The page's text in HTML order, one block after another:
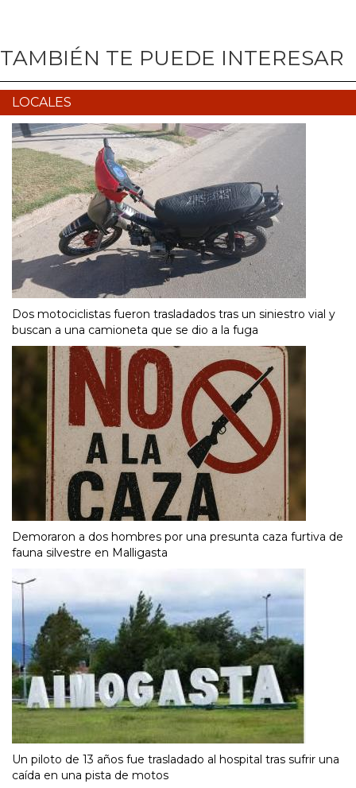
TAMBIÉN TE PUEDE INTERESAR
LOCALES
Dos motociclistas fueron trasladados tras un siniestro vial y
buscan a una camioneta que se dio a la fuga
Demoraron a dos hombres por una presunta caza furtiva de
fauna silvestre en Malligasta
Un piloto de 13 años fue trasladado al hospital tras sufrir una
caída en una pista de motos